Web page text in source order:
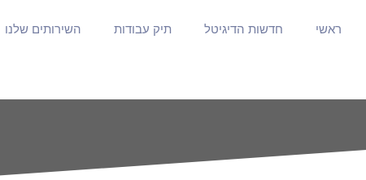
ראשי חדשות הדיגיטל תיק עבודות השירותים שלנו